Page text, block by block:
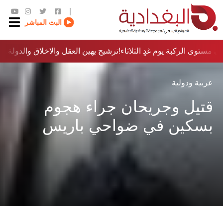
البث المباشر
ترشيح يهين العقل والاخلاق والدولة…؟!مستوى الركبة يوم غدٍ الثلاثاء
عربية ودولية
قتيل وجريحان جراء هجوم
بسكين في ضواحي باريس